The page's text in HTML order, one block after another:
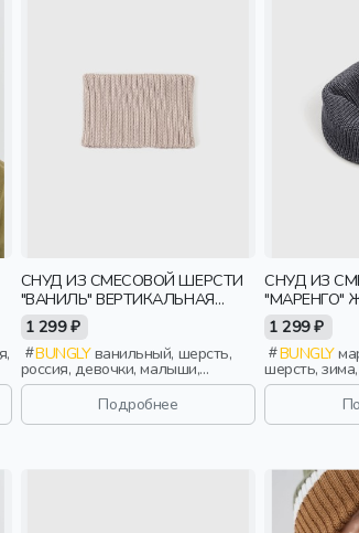
СНУД ИЗ СМЕСОВОЙ ШЕРСТИ
"ВАНИЛЬ" ВЕРТИКАЛЬНАЯ
ВЯЗКА
1 299 ₽
BUNGLYванильный, шерсть,
россия, девочки, малыши,
дошкольники, дети
Подробнее
СНУД ИЗ
"МАРЕНГО"
РЕЗИНКА
1 299 ₽
BUNGLYмаренго, жемчужный,
шерсть,
девочки,